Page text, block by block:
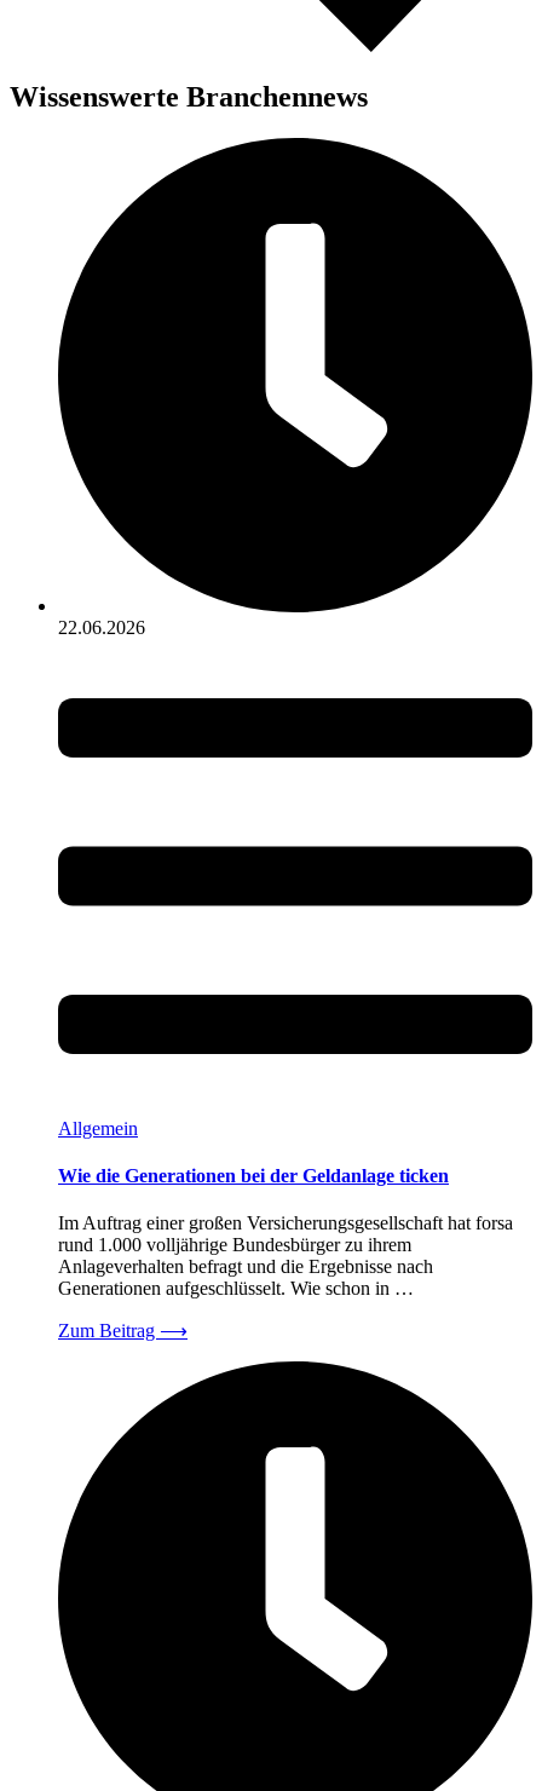
Wissenswerte Branchennews
22.06.2026
Allgemein
Wie die Generationen bei der Geldanlage ticken
Im Auftrag einer großen Versicherungsgesellschaft hat forsa
rund 1.000 volljährige Bundesbürger zu ihrem
Anlageverhalten befragt und die Ergebnisse nach
Generationen aufgeschlüsselt. Wie schon in …
Zum Beitrag ⟶